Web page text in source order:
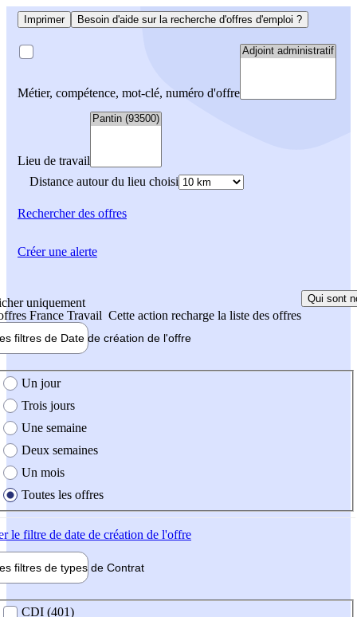
Imprimer Besoin d'aide sur la recherche d'offres d'emploi ?
Métier, compétence, mot-clé, numéro d'offre
Lieu de travail
Distance autour du lieu choisi
Rechercherdes offres
uniquement
France Travail Cette action recharge la liste des offres
Qui sont
filtres de Date de création de l'offre
création de l'offre
Un jour
Trois jours
Une semaine
Deux semaines
Un mois
Toutes les offres
le filtre de date de création de l'offre
filtres de types de Contrat
contrat
CDI (401)
Créer une alerte